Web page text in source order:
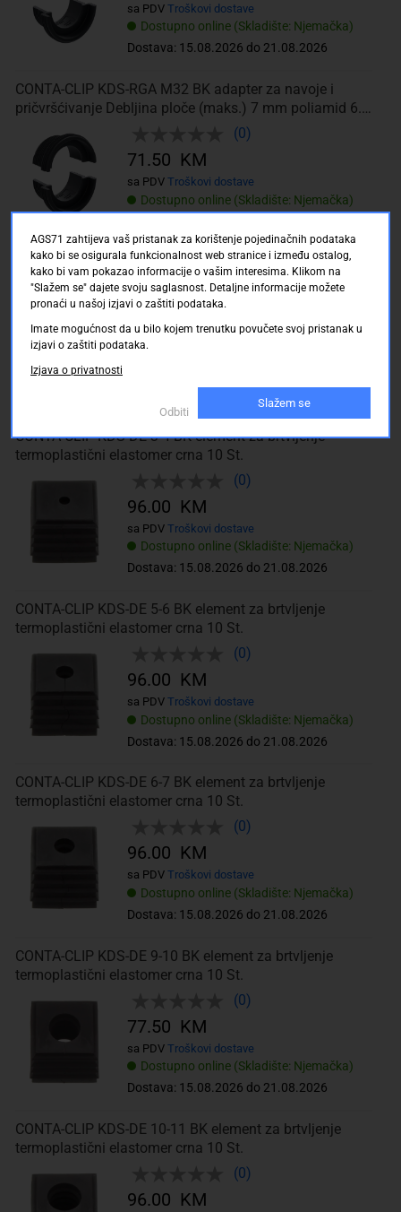
Dostupno online (Skladište: Njemačka)
Dostava: 15.08.2026 do 21.08.2026
sa PDV Troškovi dostave
CONTA-CLIP KDS-RGA M32 BK adapter za navoje i
pričvršćivanje Debljina ploče (maks.) 7 mm poliamid 6.6
(0)
Dostupno online (Skladište: Njemačka)
71.50 KM
sa PDV Troškovi dostave
CONTA-CLIP KDS-DE/B BK element za brtvljenje
termoplastični elastomer crna 10 St.
96.00 KM
CONTA-CLIP KDS-DE 3-4 BK element za brtvljenje
termoplastični elastomer crna 10 St.
(0)
Dostupno online (Skladište: Njemačka)
Dostava: 15.08.2026 do 21.08.2026
96.00 KM
sa PDV Troškovi dostave
CONTA-CLIP KDS-DE 5-6 BK element za brtvljenje
termoplastični elastomer crna 10 St.
(0)
Dostupno online (Skladište: Njemačka)
Dostava: 15.08.2026 do 21.08.2026
96.00 KM
sa PDV Troškovi dostave
CONTA-CLIP KDS-DE 6-7 BK element za brtvljenje
termoplastični elastomer crna 10 St.
(0)
Dostupno online (Skladište: Njemačka)
Dostava: 15.08.2026 do 21.08.2026
96.00 KM
sa PDV Troškovi dostave
CONTA-CLIP KDS-DE 9-10 BK element za brtvljenje
termoplastični elastomer crna 10 St.
(0)
Dostupno online (Skladište: Njemačka)
Dostava: 15.08.2026 do 21.08.2026
77.50 KM
sa PDV Troškovi dostave
CONTA-CLIP KDS-DE 10-11 BK element za brtvljenje
termoplastični elastomer crna 10 St.
(0)
96.00 KM
AGS71 zahtijeva vaš pristanak za korištenje pojedinačnih podataka
kako bi se osigurala funkcionalnost web stranice i između ostalog,
kako bi vam pokazao informacije o vašim interesima. Klikom na
"Slažem se" dajete svoju saglasnost. Detaljne informacije možete
pronaći u našoj izjavi o zaštiti podataka.
Imate mogućnost da u bilo kojem trenutku povučete svoj pristanak u
izjavi o zaštiti podataka.
Izjava o privatnosti
Odbiti
Slažem se